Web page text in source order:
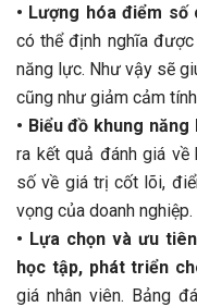
• Lượng hóa điểm số
có thể định nghĩa
năng lực. Như vậy sẽ
cũng như giảm cảm
• Biểu đồ khung
ra kết quả đánh giá về
số về giá trị cốt lõi,
vọng của doanh nghiệp.
• Lựa chọn và ưu
học tập, phát triển
giá nhân viên. Bảng